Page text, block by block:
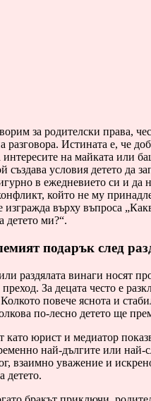
за родителски права,
разговора. Истината е, че
интересите на майката или
създава условия детето да
в ежедневието си и да
който не му
изгражда върху въпроса
детето ми?“.
подарък след
раздялата винаги носят
За децата често е
повече яснота и
по-лесно детето ще
като юрист и медиатор
най-дългите или най-
взаимно уважение и
детето.